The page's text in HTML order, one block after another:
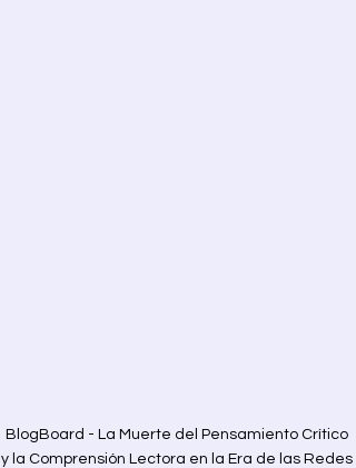
BlogBoard - La Muerte del Pensamiento Crítico
y la Comprensión Lectora en la Era de las Redes